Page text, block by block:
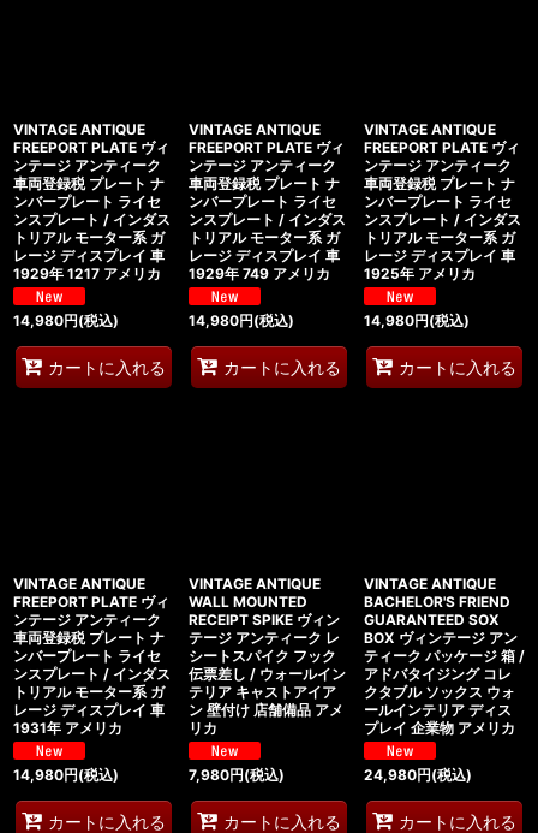
VINTAGE ANTIQUE
FREEPORT PLATE ヴィ
ンテージ アンティーク
車両登録税 プレート ナ
ンバープレート ライセ
ンスプレート / インダス
トリアル モーター系 ガ
レージ ディスプレイ 車
1929年 1217 アメリカ
14,980円(税込)
カートに入れる
VINTAGE ANTIQUE
FREEPORT PLATE ヴィ
ンテージ アンティーク
車両登録税 プレート ナ
ンバープレート ライセ
ンスプレート / インダス
トリアル モーター系 ガ
レージ ディスプレイ 車
1929年 749 アメリカ
14,980円(税込)
カートに入れる
VINTAGE ANTIQUE
FREEPORT PLATE ヴィ
ンテージ アンティーク
車両登録税 プレート ナ
ンバープレート ライセ
ンスプレート / インダス
トリアル モーター系 ガ
レージ ディスプレイ 車
1925年 アメリカ
14,980円(税込)
カートに入れる
VINTAGE ANTIQUE
FREEPORT PLATE ヴィ
ンテージ アンティーク
車両登録税 プレート ナ
ンバープレート ライセ
ンスプレート / インダス
トリアル モーター系 ガ
レージ ディスプレイ 車
1931年 アメリカ
14,980円(税込)
カートに入れる
VINTAGE ANTIQUE
WALL MOUNTED
RECEIPT SPIKE ヴィン
テージ アンティーク レ
シートスパイク フック
伝票差し / ウォールイン
テリア キャストアイア
ン 壁付け 店舗備品 アメ
リカ
7,980円(税込)
カートに入れる
VINTAGE ANTIQUE
BACHELOR'S FRIEND
GUARANTEED SOX
BOX ヴィンテージ アン
ティーク パッケージ 箱 /
アドバタイジング コレ
クタブル ソックス ウォ
ールインテリア ディス
プレイ 企業物 アメリカ
24,980円(税込)
カートに入れる